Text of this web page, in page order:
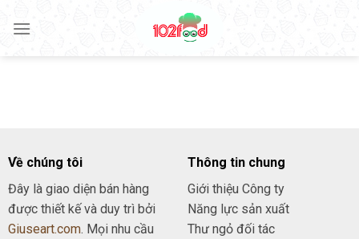
Về chúng tôi
Đây là giao diện bán hàng
được thiết kế và duy trì bởi
Giuseart.com. Mọi nhu cầu
Thông tin chung
Giới thiệu Công ty
Năng lực sản xuất
Thư ngỏ đối tác